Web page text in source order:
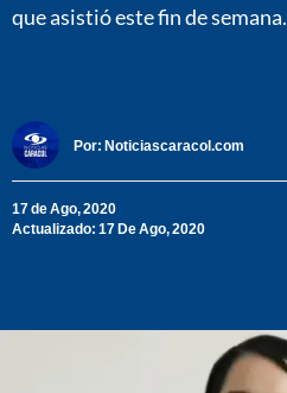
que asistió este fin de semana.
Por: Noticiascaracol.com
17 de Ago, 2020
Actualizado: 17 De Ago, 2020